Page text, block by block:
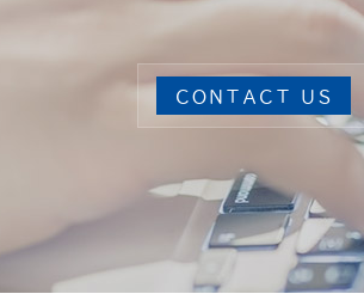
ＣＯＮＴＡＣＴ ＵＳ